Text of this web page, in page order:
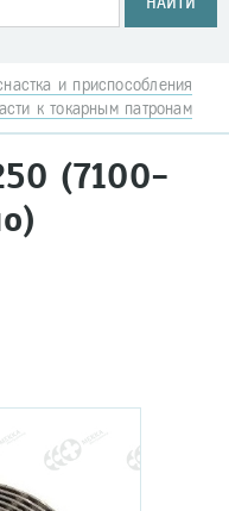
и приспособления
к токарным патронам
(7100-